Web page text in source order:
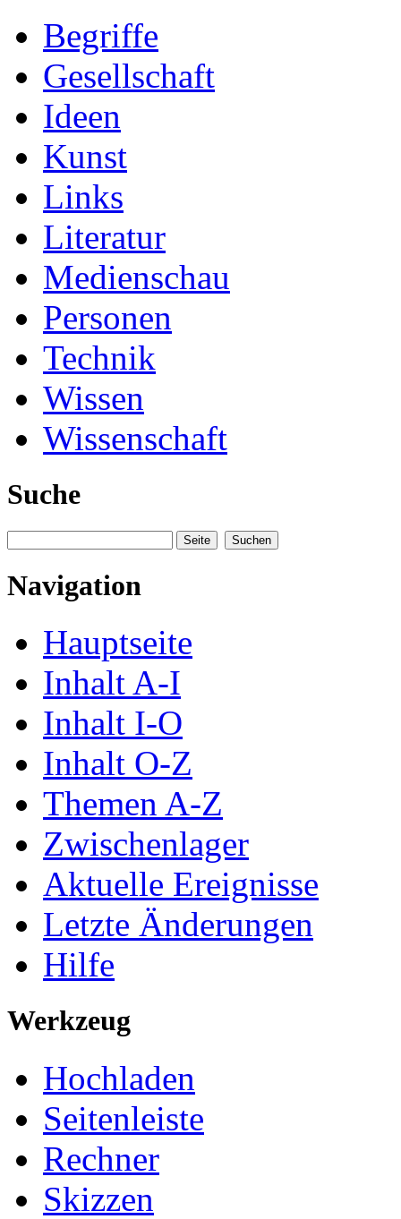
Begriffe
Gesellschaft
Ideen
Kunst
Links
Literatur
Medienschau
Personen
Technik
Wissen
Wissenschaft
Suche
Navigation
Hauptseite
Inhalt A-I
Inhalt I-O
Inhalt O-Z
Themen A-Z
Zwischenlager
Aktuelle Ereignisse
Letzte Änderungen
Hilfe
Werkzeug
Hochladen
Seitenleiste
Rechner
Skizzen